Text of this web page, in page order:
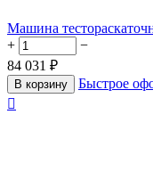
Машина
+
−
84 031 ₽
В корзину
Быстрое
